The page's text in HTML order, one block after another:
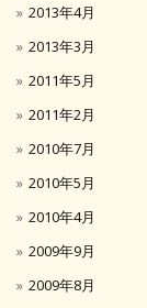
2013年4月
2013年3月
2011年5月
2011年2月
2010年7月
2010年5月
2010年4月
2009年9月
2009年8月